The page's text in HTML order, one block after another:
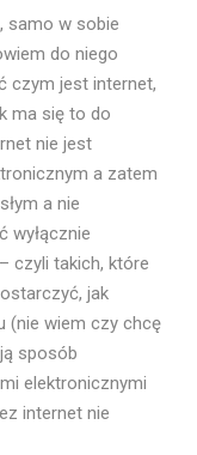
samo w sobie
do niego
czym jest internet,
ma się to do
nie jest
a zatem
a nie
wyłącznie
czyli takich, które
jak
(nie wiem czy chcę
sposób
elektronicznymi
internet nie